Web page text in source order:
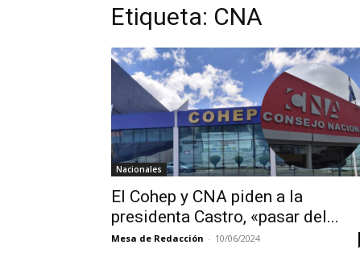
Etiqueta: CNA
Nacionales
El Cohep y CNA piden a la
presidenta Castro, «pasar del...
Mesa de Redacción - 10/06/2024